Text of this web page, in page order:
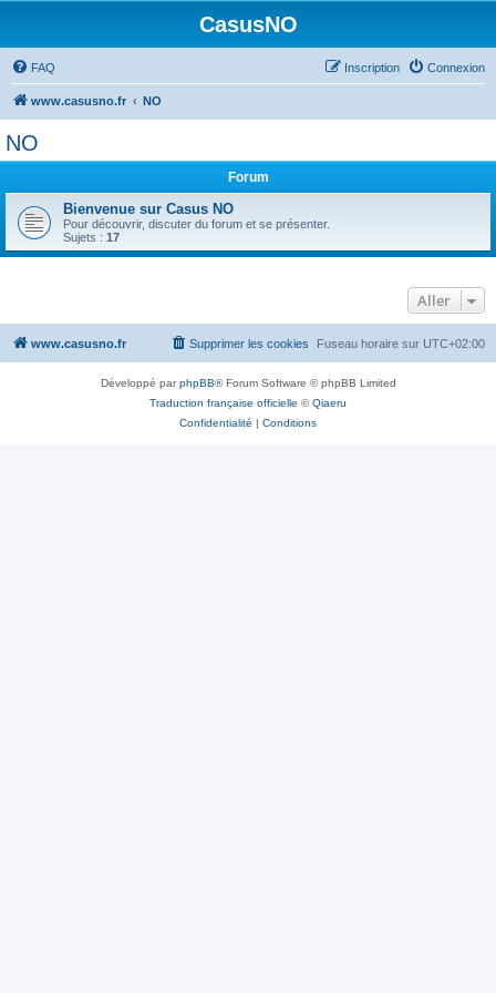
CasusNO
FAQ Connexion
Inscription
www.casusno.fr NO
NO
Forum
Bienvenue sur Casus NO
Pour découvrir, discuter du forum et se présenter.
Sujets : 17
Aller
www.casusno.fr Fuseau horaire sur UTC+02:00
Supprimer les cookies
Développé parphpBB® Forum Software © phpBB Limited
Traduction française officielle ©Qiaeru
Confidentialité | Conditions